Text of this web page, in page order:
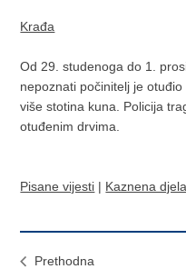
Krađa
Od 29. studenoga do 1.
nepoznati počinitelj je
više stotina kuna. Policija
otuđenim drvima.
Pisane vijesti | Kaznena
Prethodna